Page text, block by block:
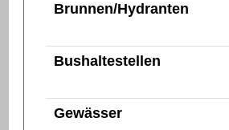
Brunnen/Hydranten
Bushaltestellen
Gewässer